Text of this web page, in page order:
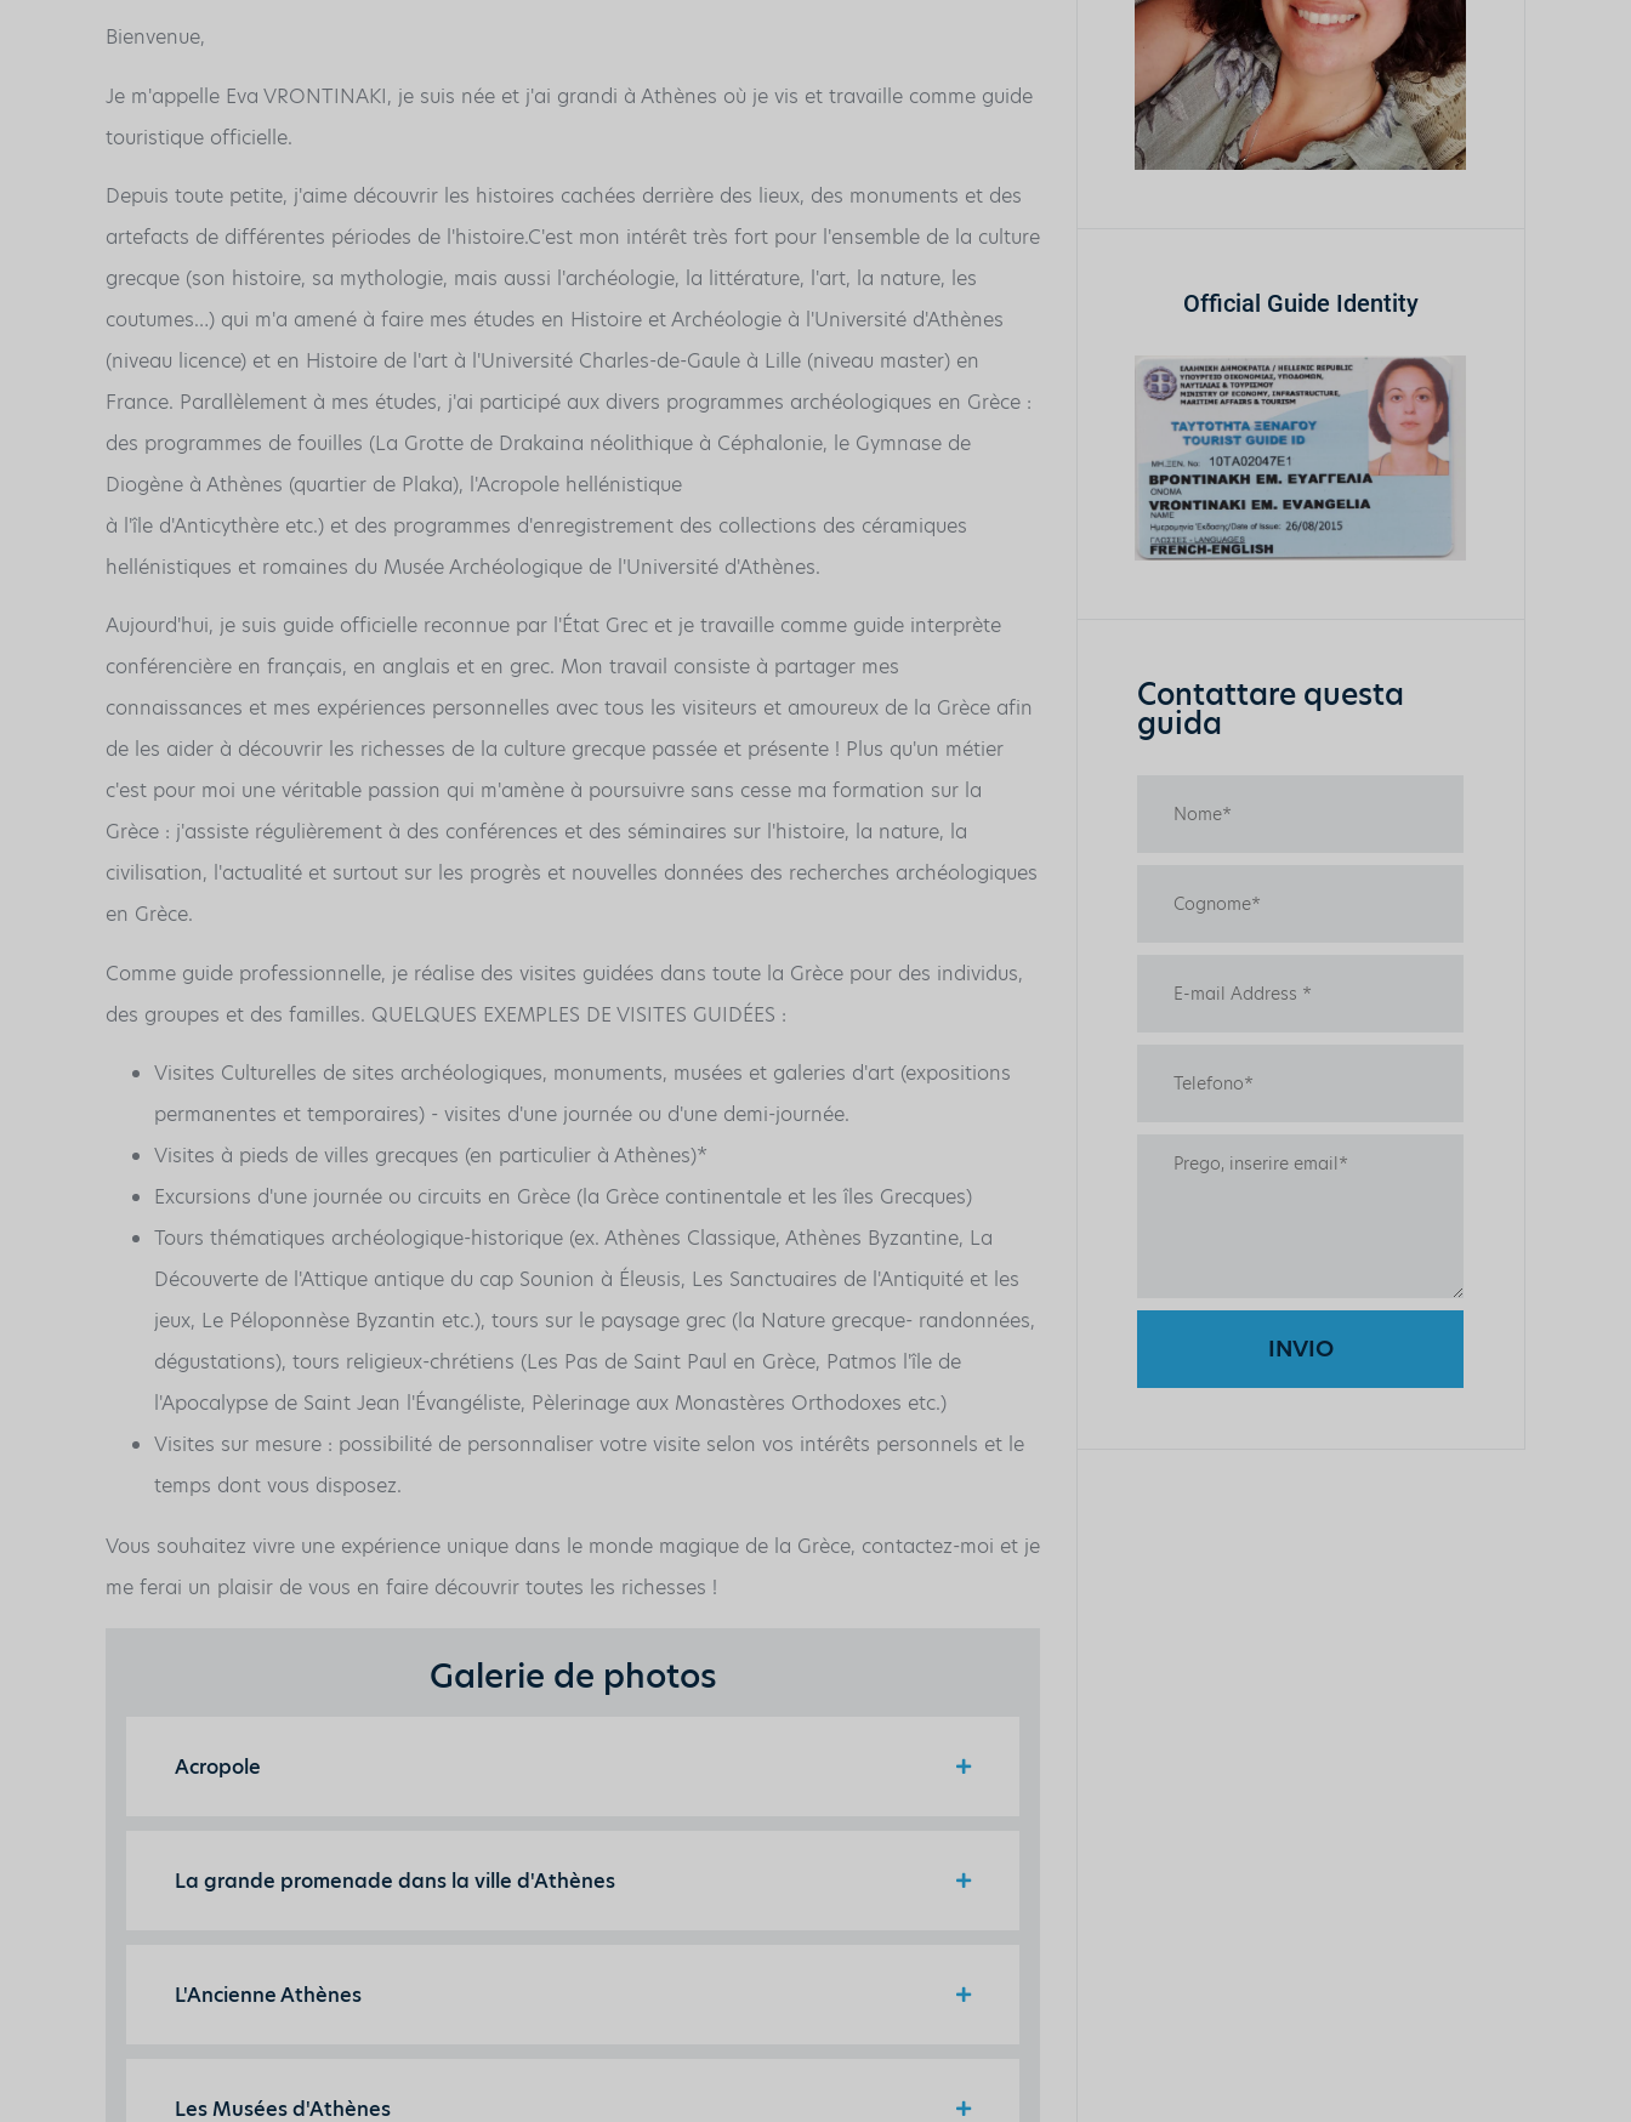
Bienvenue,
Je m'appelle Eva VRONTINAKI, je suis née et j'ai grandi à Athènes où je vis et travaille comme guide
touristique officielle.
Depuis toute petite, j'aime découvrir les histoires cachées derrière des lieux, des monuments et des
artefacts de différentes périodes de l'histoire.C'est mon intérêt très fort pour l'ensemble de la culture
grecque (son histoire, sa mythologie, mais aussi l'archéologie, la littérature, l'art, la nature, les
coutumes…) qui m'a amené à faire mes études en Histoire et Archéologie à l'Université d'Athènes
(niveau licence) et en Histoire de l'art à l'Université Charles-de-Gaule à Lille (niveau master) en
France. Parallèlement à mes études, j'ai participé aux divers programmes archéologiques en Grèce :
des programmes de fouilles (La Grotte de Drakaina néolithique à Céphalonie, le Gymnase de
Diogène à Athènes (quartier de Plaka), l'Acropole hellénistique
à l'île d'Anticythère etc.) et des programmes d'enregistrement des collections des céramiques
hellénistiques et romaines du Musée Archéologique de l'Université d'Athènes.
Aujourd'hui, je suis guide officielle reconnue par l'État Grec et je travaille comme guide interprète
conférencière en français, en anglais et en grec. Mon travail consiste à partager mes
connaissances et mes expériences personnelles avec tous les visiteurs et amoureux de la Grèce afin
de les aider à découvrir les richesses de la culture grecque passée et présente ! Plus qu'un métier
c'est pour moi une véritable passion qui m'amène à poursuivre sans cesse ma formation sur la
Grèce : j'assiste régulièrement à des conférences et des séminaires sur l'histoire, la nature, la
civilisation, l'actualité et surtout sur les progrès et nouvelles données des recherches archéologiques
en Grèce.
Comme guide professionnelle, je réalise des visites guidées dans toute la Grèce pour des individus,
des groupes et des familles. QUELQUES EXEMPLES DE VISITES GUIDÉES :
Visites Culturelles de sites archéologiques, monuments, musées et galeries d'art (expositions
permanentes et temporaires) - visites d'une journée ou d'une demi-journée.
Visites à pieds de villes grecques (en particulier à Athènes)*
Excursions d'une journée ou circuits en Grèce (la Grèce continentale et les îles Grecques)
Tours thématiques archéologique-historique (ex. Athènes Classique, Athènes Byzantine, La
Découverte de l'Attique antique du cap Sounion à Éleusis, Les Sanctuaires de l'Antiquité et les
jeux, Le Péloponnèse Byzantin etc.), tours sur le paysage grec (la Nature grecque- randonnées,
dégustations), tours religieux-chrétiens (Les Pas de Saint Paul en Grèce, Patmos l'île de
l'Apocalypse de Saint Jean l'Évangéliste, Pèlerinage aux Monastères Orthodoxes etc.)
Visites sur mesure : possibilité de personnaliser votre visite selon vos intérêts personnels et le
temps dont vous disposez.
Vous souhaitez vivre une expérience unique dans le monde magique de la Grèce, contactez-moi et je
me ferai un plaisir de vous en faire découvrir toutes les richesses !
Galerie de photos
Acropole
La grande promenade dans la ville d'Athènes
L'Ancienne Athènes
Les Musées d'Athènes
Official Guide Identity
Contattare questa
guida
INVIO